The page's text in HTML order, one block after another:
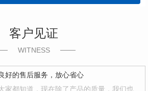
客户见证
WITNESS
好的售后服务，放心省心
家都知道，现在除了产品的质量，我们也